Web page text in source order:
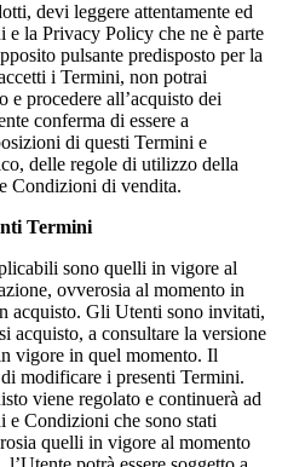
devi leggere attentamente ed
e la Privacy Policy che ne è parte
pulsante predisposto per la
i Termini, non potrai
procedere all’acquisto dei
conferma di essere a
di questi Termini e
delle regole di utilizzo della
Condizioni di vendita.
Termini
sono quelli in vigore al
ovverosia al momento in
acquisto. Gli Utenti sono invitati,
acquisto, a consultare la versione
vigore in quel momento. Il
modificare i presenti Termini.
viene regolato e continuerà ad
e Condizioni che sono stati
quelli in vigore al momento